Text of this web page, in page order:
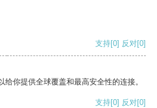
支持[0] 反对[0]
你提供全球覆盖和最高安全性的连接。
支持[0] 反对[0]